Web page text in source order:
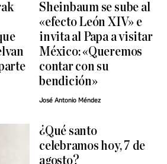
Sheinbaum se sube al
«efecto León XIV» e
invita al Papa a visitar
México: «Queremos
contar con su
bendición»
José Antonio Méndez
¿Qué santo
celebramos hoy, 7 de
agosto?